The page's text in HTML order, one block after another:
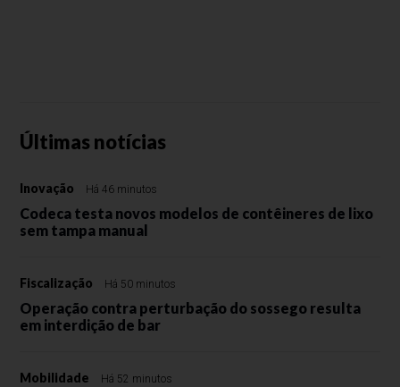
Últimas notícias
Inovação Há 46 minutos
Codeca testa novos modelos de contêineres de lixo
sem tampa manual
Fiscalização Há 50 minutos
Operação contra perturbação do sossego resulta
em interdição de bar
Mobilidade Há 52 minutos